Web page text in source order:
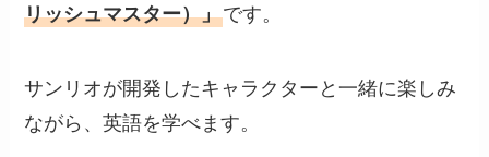
リッシュマスター）」です。
サンリオが開発したキャラクターと一緒に楽しみ
ながら、英語を学べます。